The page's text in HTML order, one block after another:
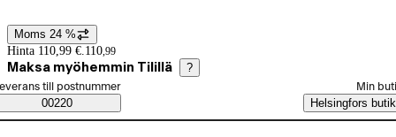
Prisinformation
Moms 24 %
Hinta 110,99 €. 110,99
Maksa myöhemmin Tilillä ?
Saatavuustiedot
beställningssätt
till postnummer
00220
Min
Helsingfors butik